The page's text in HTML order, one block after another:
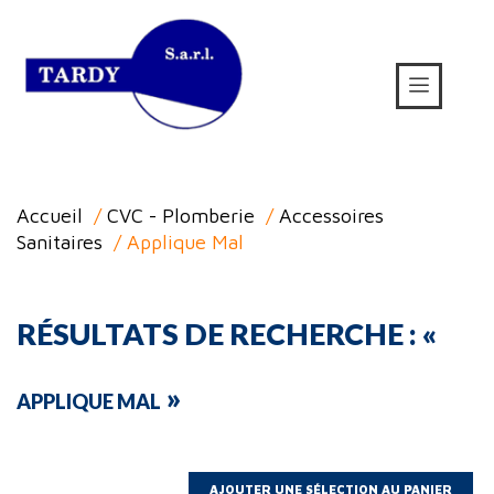
Accueil /CVC - Plomberie / Accessoires
Sanitaires / Applique Mal
RÉSULTATS DE RECHERCHE : «
APPLIQUE MAL »